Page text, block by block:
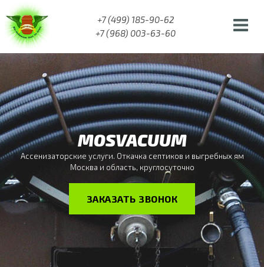
+7 (499) 185-90-62
+7 (968) 003-63-60
MOSVACUUM
Ассенизаторские услуги. Откачка септиков и выгребных ям
Москва и область, круглосуточно
ЗАКАЗАТЬ ЗВОНОК